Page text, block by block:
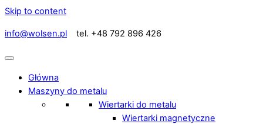
Skip to content
info@wolsen.pl tel. +48 792 896 426
Główna
Maszyny do metalu
Wiertarki do metalu
Wiertarki magnetyczne